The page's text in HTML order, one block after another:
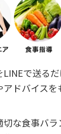
で送る
ドバイス
な食事バ